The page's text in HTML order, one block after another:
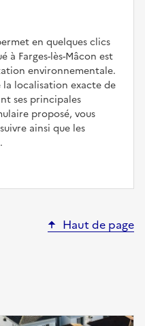
en quelques clics
à Farges-lès-Mâcon est
environnementale.
localisation exacte de
ses principales
proposé, vous
ainsi que les
Haut de page